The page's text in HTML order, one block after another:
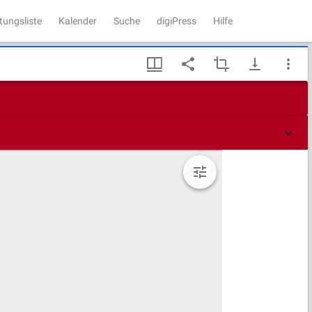
Kalender Suche digiPress Hilfe